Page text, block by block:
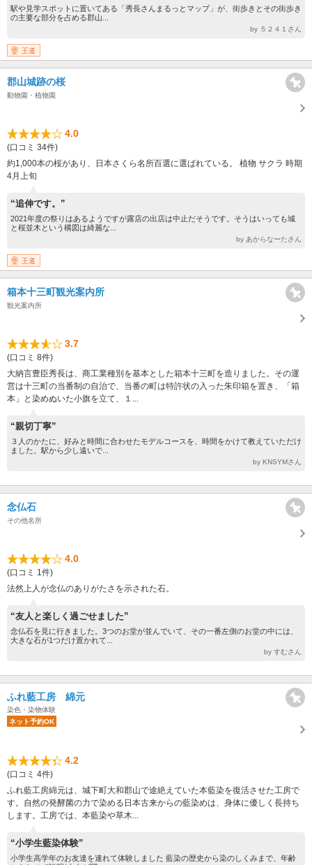
駅や見学スポットに置いてある「秀長さんまるっとマップ」が、街歩きとその街歩き
の主要な部分を占める郡山...
by ５２４１さん
王道
郡山城跡の桜
動物園・植物園
4.0
(口コミ 34件)
約1,000本の桜があり、日本さくら名所百選に選ばれている。 植物 サクラ 時期
4月上旬
“追伸です。”
2021年度の祭りはあるようですが露店の出店は中止だそうです。そうはいっても城
と桜並木という構図は綺麗な...
by あからなーたさん
王道
箱本十三町観光案内所
観光案内所
3.7
(口コミ 8件)
大納言豊臣秀長は、商工業種別を基本とした箱本十三町を造りました。その運
営は十三町の当番制の自治で、当番の町は特許状の入った朱印箱を置き、「箱
本」と染めぬいた小旗を立て、１...
“親切丁寧”
３人のかたに、好みと時間に合わせたモデルコースを、時間をかけて教えていただけ
ました。駅から少し遠いで...
by KNSYMさん
念仏石
その他名所
4.0
(口コミ 1件)
法然上人が念仏のありがたさを示された石。
“友人と楽しく過ごせました”
念仏石を見に行きました。3つのお堂が並んでいて、その一番左側のお堂の中には、
大きな石が1つだけ置かれて...
by すむさん
ふれ藍工房 綿元
染色・染物体験
ネット予約OK
4.2
(口コミ 4件)
ふれ藍工房綿元は、城下町大和郡山で途絶えていた本藍染を復活させた工房で
す。自然の発酵菌の力で染める日本古来からの藍染めは、身体に優しく長持ち
します。工房では、本藍染や草木...
“小学生藍染体験”
小学生高学年のお友達を連れて体験しました 藍染の歴史から染のしくみまで、年齢